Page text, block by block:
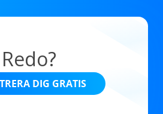
Redo?
DIG GRATIS